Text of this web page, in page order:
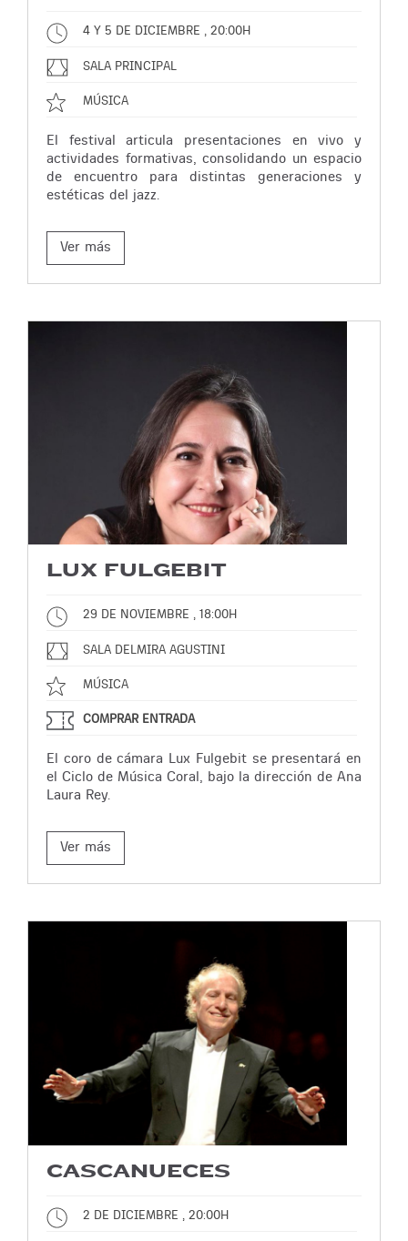
4 Y 5 DE DICIEMBRE , 20:00H
SALA PRINCIPAL
MÚSICA
El festival articula presentaciones en vivo y
actividades formativas, consolidando un espacio
de encuentro para distintas generaciones y
estéticas del jazz.
Ver más
LUX FULGEBIT
29 DE NOVIEMBRE , 18:00H
SALA DELMIRA AGUSTINI
MÚSICA
COMPRAR ENTRADA
El coro de cámara Lux Fulgebit se presentará en
el Ciclo de Música Coral, bajo la dirección de Ana
Laura Rey.
Ver más
CASCANUECES
2 DE DICIEMBRE , 20:00H